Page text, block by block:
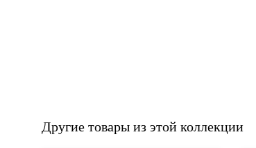
Другие товары из этой коллекции